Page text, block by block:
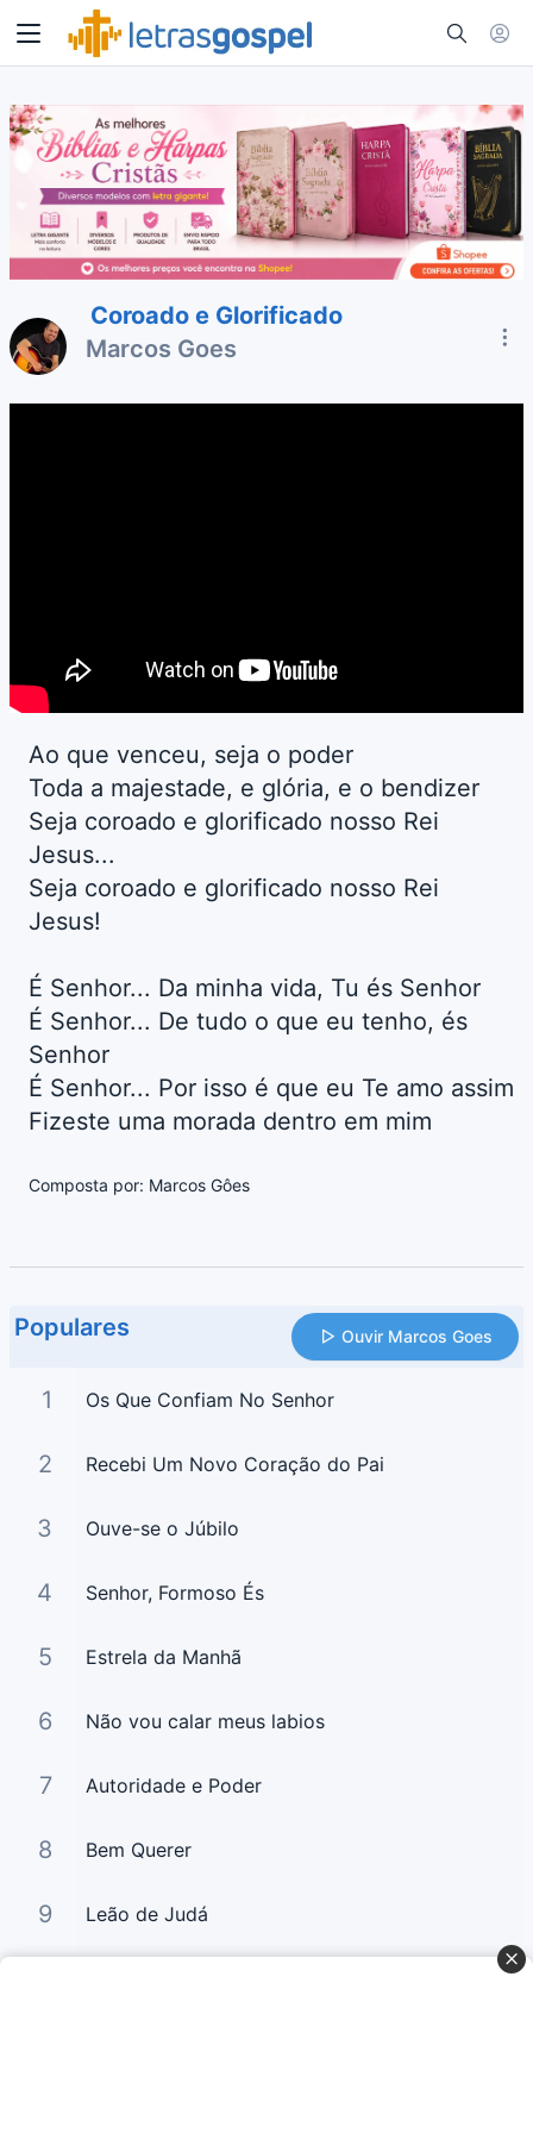
Coroado e Glorificado
Marcos Goes
Ao que venceu, seja o poder
Toda a majestade, e glória, e o bendizer
Seja coroado e glorificado nosso Rei
Jesus...
Seja coroado e glorificado nosso Rei
Jesus!
É Senhor... Da minha vida, Tu és Senhor
É Senhor... De tudo o que eu tenho, és
Senhor
É Senhor... Por isso é que eu Te amo assim
Fizeste uma morada dentro em mim
Composta por: Marcos Gôes
Populares Ouvir Marcos Goes
1 Os Que Confiam No Senhor
2 Recebi Um Novo Coração do Pai
3 Ouve-se o Júbilo
4 Senhor, Formoso És
5 Estrela da Manhã
6 Não vou calar meus labios
7 Autoridade e Poder
8 Bem Querer
9 Leão de Judá